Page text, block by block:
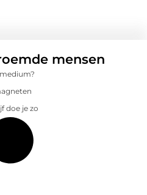
mensen
doe je zo